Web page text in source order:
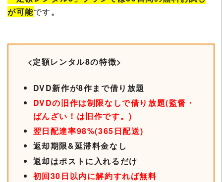
が可能です。
<定額レンタル8の特徴>
DVD新作が8作まで借り放題
DVDの旧作は制限なしで借り放題(監督・
ばんざい！は旧作です。)
翌日配達率98%(365日配送)
返却期限&延滞料金なし
返却はポストに入れるだけ
初回30日以内に解約すれば無料